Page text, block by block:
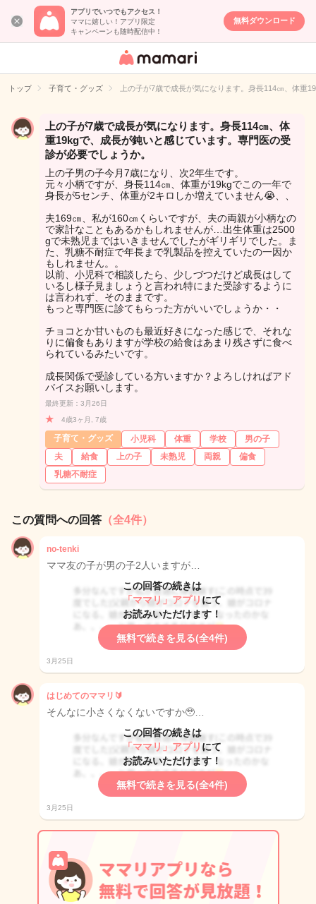
アプリでいつでもアクセス！
ママに嬉しい！アプリ限定
キャンペーンも随時配信中！
無料ダウンロード
女性専用匿名QA
イト
トップ 子育て・グッズ 上の子が7歳で成長が気になります。身長114㎝、体重
上の子が7歳で成長が気になります。身長114㎝、体
重19kgで、成長が鈍いと感じています。専門医の受
診が必要でしょうか。
上の子男の子今月7歳になり、次2年生です。
元々小柄ですが、身長114㎝、体重が19kgでこの一年で
身長が5センチ、体重が2キロしか増えていません😭、、
夫169㎝、私が160㎝くらいですが、夫の両親が小柄なの
で家計なこともあるかもしれませんが…出生体重は2500
gで未熟児まではいきませんでしたがギリギリでした。ま
た、乳糖不耐症で年長まで乳製品を控えていたの一因か
もしれません。。
以前、小児科で相談したら、少しづつだけど成長はして
いるし様子見ましょうと言われ特にまた受診するように
は言われず、そのままです。
もっと専門医に診てもらった方がいいでしょうか・・
チョコとか甘いものも最近好きになった感じで、それな
りに偏食もありますが学校の給食はあまり残さずに食べ
られているみたいです。
成長関係で受診している方いますか？よろしければアド
バイスお願いします。
最終更新：3月26日
★ 4歳3ヶ月, 7歳
子育て・グッズ 小児科 体重 学校
男の子
夫
給食 上の子 未熟児 両親
偏食
乳糖不耐症
この質問への回答 （全4件）
no-tenki
ママ友の子が男の子2人いますが…
この回答の続きは
「ママリ」アプリ にて
お読みいただけます！
無料で続きを見る(全4件)
3月25日
はじめてのママリ🔰
そんなに小さくなくないですか🥹…
この回答の続きは
「ママリ」アプリ にて
お読みいただけます！
無料で続きを見る(全4件)
3月25日